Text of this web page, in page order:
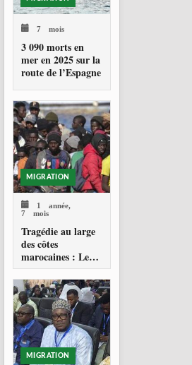
7 mois
3 090 morts en
mer en 2025 sur la
route de l’Espagne
MIGRATION
1 année,
7 mois
Tragédie au large
des côtes
marocaines : Le
drame de la
migration
clandestine vers les
Canaries
MIGRATION